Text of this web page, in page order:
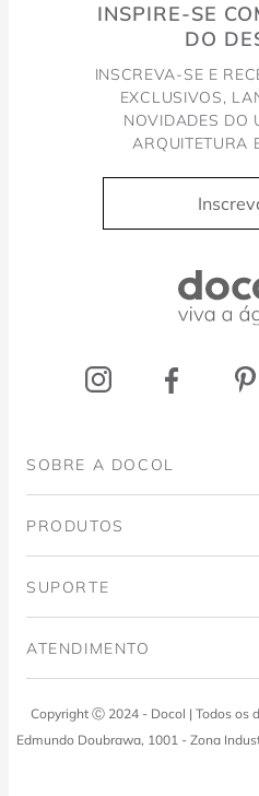
INSPIRE-SE
DO
INSCREVA-SE E
EXCLUSIVOS,
NOVIDADES DO
ARQUITETURA
SOBRE A DOCOL
Institucional
Trabalhe Conosco
Viva Docol
PRODUTOS
Banheiro
Instalações hidraulicas
SUPORTE
Código de Ética
Profissionais
ATENDIMENTO
Docol Responde
Copyright Ⓒ 2024 - Docol | Todos os
Edmundo Doubrawa, 1001 - Zona